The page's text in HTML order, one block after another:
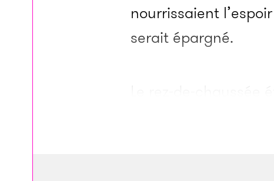
nourrissaient
serait épargné.
Le rez-de-
rénovations. S’ils